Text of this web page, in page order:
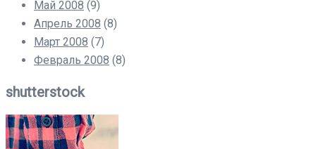
Май 2008 (9)
Апрель 2008 (8)
Март 2008 (7)
Февраль 2008 (8)
shutterstock